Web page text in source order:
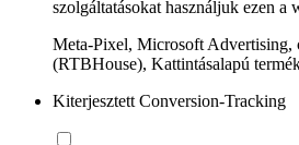
szolgáltatásokat használjuk ezen a
Meta-Pixel, Microsoft Advertising,
(RTBHouse), Kattintásalapú
Kiterjesztett Conversion-Tracking